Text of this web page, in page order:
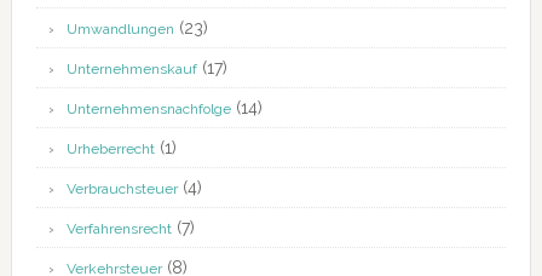
Umwandlungen (23)
Unternehmenskauf(17)
Unternehmensnachfolge(14)
Urheberrecht(1)
Verbrauchsteuer(4)
Verfahrensrecht(7)
Verkehrsteuer(8)